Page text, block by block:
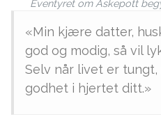
Eventyret om Askepott
«Min kjære datter,
god og modig, så vil
Selv når livet er tungt,
godhet i hjertet ditt.»